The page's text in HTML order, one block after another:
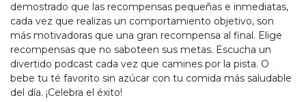
demostrado que las recompensas pequeñas e inmediatas,
cada vez que realizas un comportamiento objetivo, son
más motivadoras que una gran recompensa al final. Elige
recompensas que no saboteen sus metas. Escucha un
divertido podcast cada vez que camines por la pista. O
bebe tu té favorito sin azúcar con tu comida más saludable
del día. ¡Celebra el éxito!